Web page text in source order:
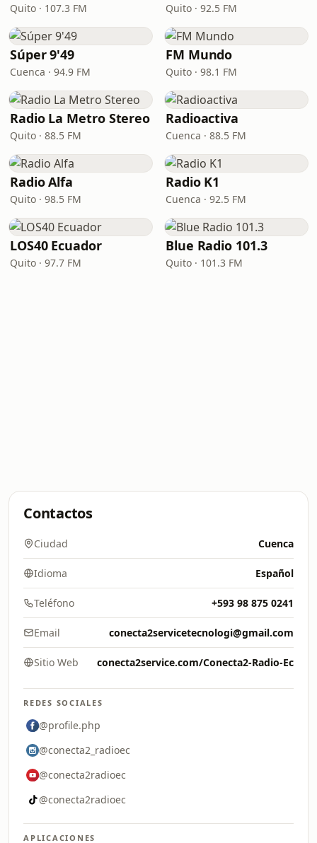
Quito · 107.3 FM Quito · 92.5 FM
Súper 9'49
Cuenca · 94.9 FM
FM Mundo
Quito · 98.1 FM
Radio La Metro Stereo
Quito · 88.5 FM
Radioactiva
Cuenca · 88.5 FM
Radio Alfa
Quito · 98.5 FM
Radio K1
Cuenca · 92.5 FM
LOS40 Ecuador
Quito · 97.7 FM
Blue Radio 101.3
Quito · 101.3 FM
Contactos
Ciudad Cuenca
Idioma Español
Teléfono +593 98 875 0241
Email conecta2servicetecnologi@gmail.com
Sitio Web conecta2service.com/Conecta2-Radio-Ec
REDES SOCIALES
@profile.php
@conecta2_radioec
@conecta2radioec
@conecta2radioec
APLICACIONES